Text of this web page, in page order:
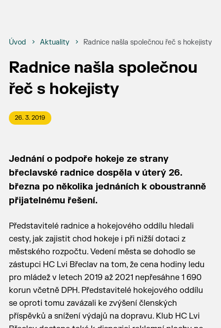
Úvod Aktuality Radnice našla společnou řeč s hokejisty
Radnice našla společnou
řeč s hokejisty
26. 3. 2019
Jednání o podpoře hokeje ze strany
břeclavské radnice dospěla v úterý 26.
března po několika jednáních k oboustranně
přijatelnému řešení.
Představitelé radnice a hokejového oddílu hledali
cesty, jak zajistit chod hokeje i při nižší dotaci z
městského rozpočtu. Vedení města se dohodlo se
zástupci HC Lvi Břeclav na tom, že cena hodiny ledu
pro mládež v letech 2019 až 2021 nepřesáhne 1 690
korun včetně DPH. Představitelé hokejového oddílu
se oproti tomu zavázali ke zvýšení členských
příspěvků a snížení výdajů na dopravu. Klub HC Lvi